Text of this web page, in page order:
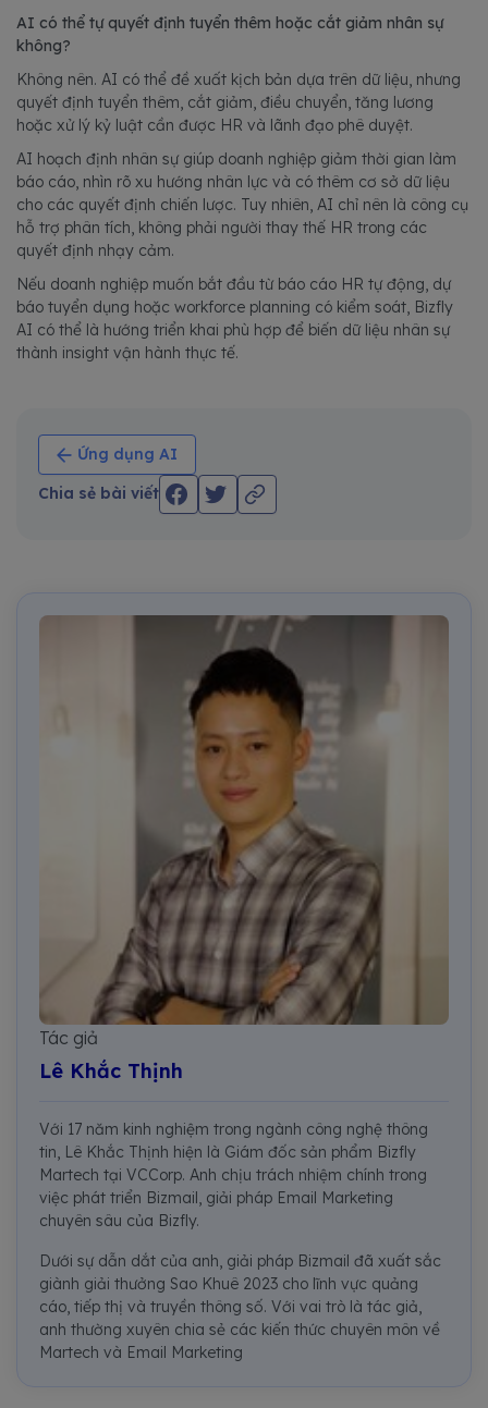
AI có thể tự quyết định tuyển thêm hoặc cắt giảm nhân sự
không?
Không nên. AI có thể đề xuất kịch bản dựa trên dữ liệu, nhưng
quyết định tuyển thêm, cắt giảm, điều chuyển, tăng lương
hoặc xử lý kỷ luật cần được HR và lãnh đạo phê duyệt.
AI hoạch định nhân sự giúp doanh nghiệp giảm thời gian làm
báo cáo, nhìn rõ xu hướng nhân lực và có thêm cơ sở dữ liệu
cho các quyết định chiến lược. Tuy nhiên, AI chỉ nên là công cụ
hỗ trợ phân tích, không phải người thay thế HR trong các
quyết định nhạy cảm.
Nếu doanh nghiệp muốn bắt đầu từ báo cáo HR tự động, dự
báo tuyển dụng hoặc workforce planning có kiểm soát, Bizfly
AI có thể là hướng triển khai phù hợp để biến dữ liệu nhân sự
thành insight vận hành thực tế.
Ứng dụng AI
Chia sẻ bài viết
Tác giả
Lê Khắc Thịnh
Với 17 năm kinh nghiệm trong ngành công nghệ thông
tin, Lê Khắc Thịnh hiện là Giám đốc sản phẩm Bizfly
Martech tại VCCorp. Anh chịu trách nhiệm chính trong
việc phát triển Bizmail, giải pháp Email Marketing
chuyên sâu của Bizfly.
Dưới sự dẫn dắt của anh, giải pháp Bizmail đã xuất sắc
giành giải thưởng Sao Khuê 2023 cho lĩnh vực quảng
cáo, tiếp thị và truyền thông số. Với vai trò là tác giả,
anh thường xuyên chia sẻ các kiến thức chuyên môn về
Martech và Email Marketing